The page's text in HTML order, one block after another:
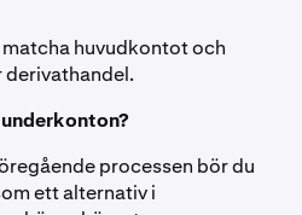
huvudkontot och
derivathandel.
processen bör du
ett alternativ i